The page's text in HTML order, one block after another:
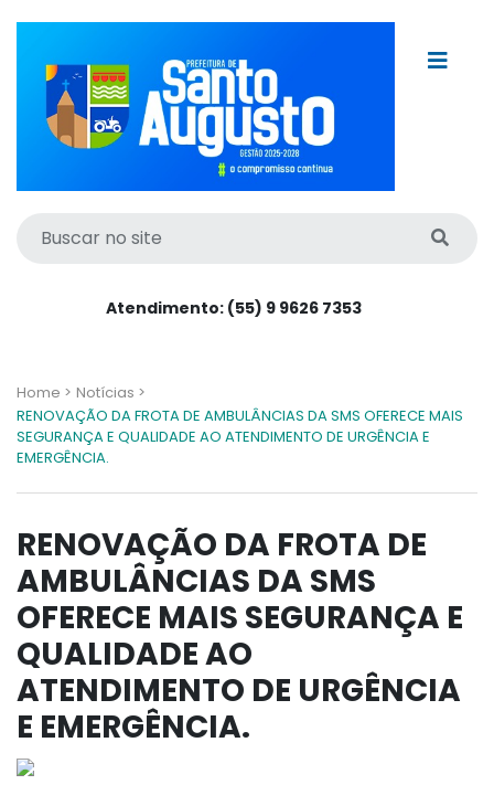
Atendimento: (55) 9 9626 7353
Home > Notícias >
RENOVAÇÃO DA FROTA DE AMBULÂNCIAS DA SMS OFERECE MAIS
SEGURANÇA E QUALIDADE AO ATENDIMENTO DE URGÊNCIA E
EMERGÊNCIA.
RENOVAÇÃO DA FROTA DE
AMBULÂNCIAS DA SMS
OFERECE MAIS SEGURANÇA E
QUALIDADE AO
ATENDIMENTO DE URGÊNCIA
E EMERGÊNCIA.